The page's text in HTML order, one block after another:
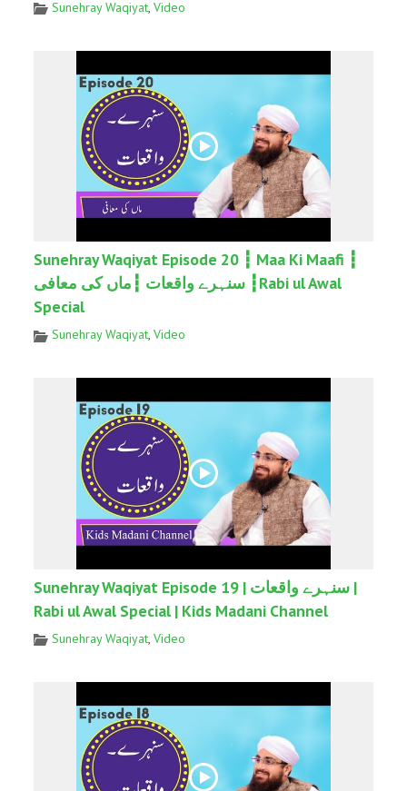
Sunehray Waqiyat, Video
Sunehray Waqiyat Episode 20 ┇ Maa Ki Maafi ┇
سنہرے واقعات ┇ماں کی معافی ┇Rabi ul Awal
Special
Sunehray Waqiyat, Video
Sunehray Waqiyat Episode 19 | سنہرے واقعات |
Rabi ul Awal Special | Kids Madani Channel
Sunehray Waqiyat, Video